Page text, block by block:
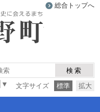
総合トップへ
検索
文字サイズ
標準 拡大
▼